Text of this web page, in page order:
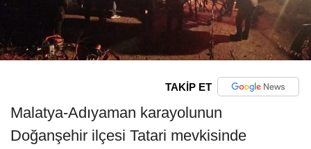
TAKİP ET
Malatya-Adıyaman karayolunun
Doğanşehir ilçesi Tatari mevkisinde